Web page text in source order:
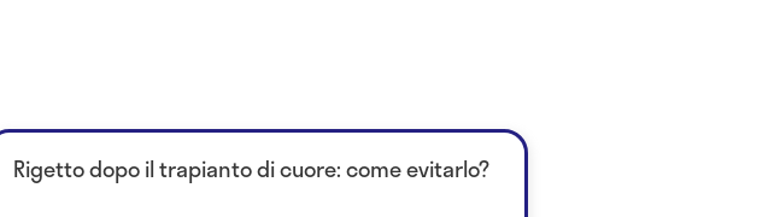
Rigetto dopo il trapianto di cuore: come evitarlo?